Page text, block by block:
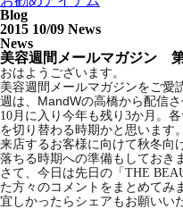
Blog
2015 10/09 News
News
美容週間メールマガジン
おはようございます。
美容週間メールマガジンをご愛
週は、 MandWの高橋から配信さ
10月に入り今年も残り3か月。
を切り替わる時期かと思います。
来店するお客様に向けて秋冬向
落ちる時期への準備もしておき
さて、今日は先日の「THE
た方々のコメントをまとめてみ
宜しかったらシェアもお願いい